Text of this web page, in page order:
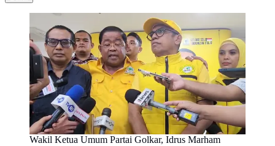
Wakil Ketua Umum Partai Golkar, Idrus Marham